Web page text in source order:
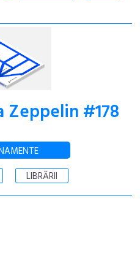
Zeppelin #178
LIBRĂRII